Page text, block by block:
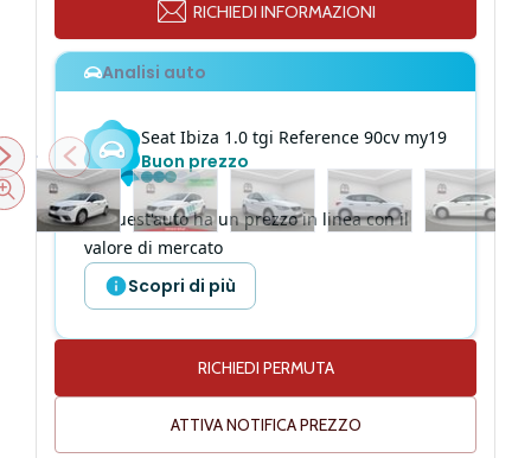
RICHIEDI INFORMAZIONI
Analisi auto
Seat Ibiza 1.0 tgi Reference 90cv my19
Buon prezzo
Quest'auto ha un prezzo in linea con il
valore di mercato
Scopri di più
RICHIEDI PERMUTA
ATTIVA NOTIFICA PREZZO